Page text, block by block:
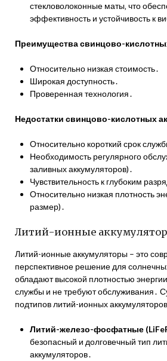
стекловолоконные маты‚ что
эффективность и устойчивость к
Преимущества свинцово-
Относительно низкая стоимость․
Широкая доступность․
Проверенная технология․
Недостатки свинцово-кислотных
Относительно короткий срок
Необходимость регулярного
заливных аккумуляторов)․
Чувствительность к глубоким
Относительно низкая плотность
размер)․
Литий-ионные
Литий-ионные аккумуляторы – это
перспективное решение для
обладают высокой плотностью
службы и не требуют обслуживания․
подтипов литий-ионных
Литий-железо-фосфатные
безопасный и долговечный тип
аккумуляторов․